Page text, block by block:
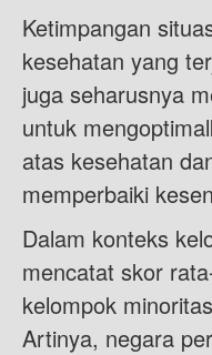
Ketimpangan
kesehatan yang
juga seharusnya
untuk
atas kesehatan
memperbaiki
Dalam konteks
mencatat skor
kelompok
Artinya, negara